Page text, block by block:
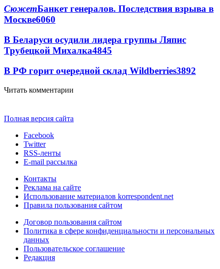
СюжетБанкет генералов. Последствия взрыва в
Москве6060
В Беларуси осудили лидера группы Ляпис
Трубецкой Михалка4845
В РФ горит очередной склад Wildberries3892
Читать комментарии
Полная версия сайта
Facebook
Twitter
RSS-ленты
E-mail рассылка
Контакты
Реклама на сайте
Использование материалов korrespondent.net
Правила пользования сайтом
Договор пользования сайтом
Политика в сфере конфиденциальности и персональных
данных
Пользовательское соглашение
Редакция